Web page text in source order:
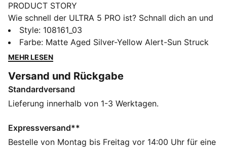
PRODUCT STORY
Wie schnell der ULTRA 5 PRO ist? Schnall dich an und
gib Gas auf festem und künstlichem Boden – mit der
neuesten Innovation von PUMA. Das leichte Mesh-
Obermaterial, die GripControl Pro Beschichtung und
gewährleisten unübertroffene Traktion und rasante
Beschleunigung. PWRTAPE Support sorgt bei
spielentscheidenden Moves für Stabilität.
Hergestellt aus mindestens 30 % recycelten
Materialien
Style: 108161_03
Farbe: Matte Aged Silver-Yellow Alert-Sun Struck
MEHR LESEN
Versand und Rückgabe
Standardversand
Lieferung innerhalb von 1-3 Werktagen.
Expressversand**
Bestelle von Montag bis Freitag vor 14:00 Uhr für eine